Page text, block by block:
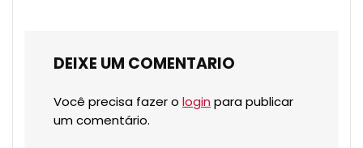
DEIXE UM COMENTARIO
Você precisa fazer o login para publicar
um comentário.